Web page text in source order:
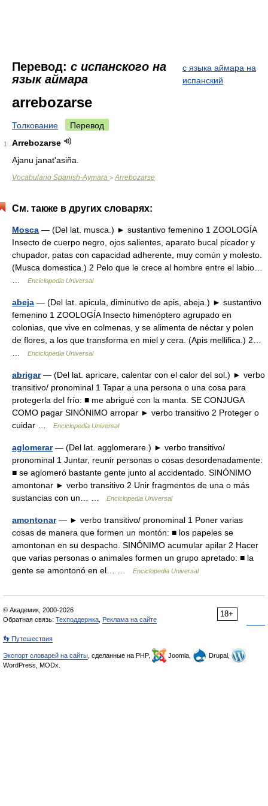
Перевод: с испанского на
язык аймара
с языка аймара на
испанский
arrebozarse
Толкование Перевод
1
Arrebozarse
Ajanu janat'asiña.
Vocabulario Spanish-Aymara > Arrebozarse
См. также в других словарях:
Mosca — (Del lat. musca.) ► sustantivo femenino 1 ZOOLOGÍA
Insecto de cuerpo negro, ojos salientes, aparato bucal picador y
chupador, patas con capacidad adherente, muy común y molesto.
(Musca domestica.) 2 Pelo que le crece al hombre entre el labio…
Enciclopedia Universal
abeja — (Del lat. apicula, diminutivo de apis, abeja.) ► sustantivo
femenino 1 ZOOLOGÍA Insecto himenóptero agrupado en
colonias, que vive en colmenas, y se alimenta de néctar y polen
de flores, a los que transforma en miel y cera. (Apis mellifica.) 2…
Enciclopedia Universal
abrigar— (Del lat. apricare, calentar con el calor del sol.) ► verbo
transitivo/ pronominal 1 Tapar a una persona o una cosa para
protegerla del frío: ■ me abrigué con la manta. SE CONJUGA
COMO pagar SINÓNIMO arropar ► verbo transitivo 2 Proteger o
cuidar …
Enciclopedia Universal
aglomerar— (Del lat. agglomerare.) ► verbo transitivo/
pronominal 1 Juntar, reunir personas o cosas desordenadamente:
■ se aglomeró bastante gente junto al accidentado. SINÓNIMO
amontonar ► verbo transitivo 2 Unir fragmentos de una o más
sustancias con un… …
Enciclopedia Universal
amontonar— ► verbo transitivo/ pronominal 1 Poner varias
cosas de manera que formen un montón: ■ los papeles se
amontonan en su despacho. SINÓNIMO acumular apilar 2 Hacer
que varias personas o animales formen un grupo apretado: ■ la
gente se amontonó en el… …
Enciclopedia Universal
18+
© Академик, 2000-2026
Обратная связь: Техподдержка Реклама на сайте
👣 Путешествия
Экспорт словарей на сайты , сделанные на PHP, Joomla,
Drupal,
WordPress, MODx.